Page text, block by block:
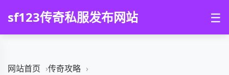
sf123传奇私服发布网站 ☰
网站首页
传奇攻略